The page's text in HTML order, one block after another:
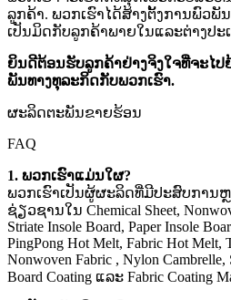
ລູກຄ້າ. ພວກເຮົາໄດ້ສ້າງຕັ້ງການພົວ
ເປັນມິດກັບລູກຄ້າພາຍໃນແລະຕ່າງປະ
ຍິນດີຕ້ອນຮັບລູກຄ້າຢ່າງຈິງໃຈທີ່ຈະໄ
ພັນທາງທຸລະກິດກັບພວກເຮົາ.
ຜະລິດຕະພັນຂາຍຮ້ອນ
FAQ
1. ພວກເຮົາແມ່ນໃຜ?
ພວກເຮົາເປັນຜູ້ຜະລິດທີ່ມີປະສົບການ
ຊ່ຽວຊານໃນ Chemical Sheet,
Striate Insole Board, Paper Insole
PingPong Hot Melt, Fabric Hot Melt,
Nonwoven Fabric , Nylon Cambrelle,
Board Coating ແລະ Fabric Coating